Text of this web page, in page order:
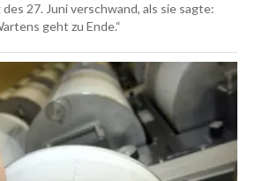
27. Juni verschwand, als sie sagte:
geht zu Ende.“